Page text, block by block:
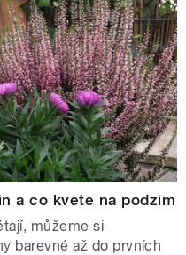
a co kvete na podzim
můžeme si
barevné až do prvních